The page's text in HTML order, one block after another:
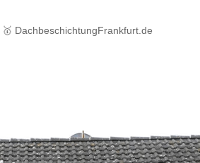
DachbeschichtungFrankfurt.de